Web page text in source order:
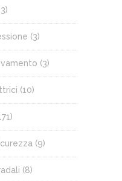
(3)
(3)
(10)
(9)
(8)